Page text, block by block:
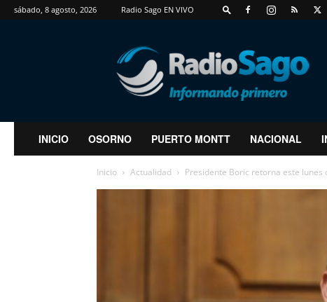
sábado, 8 agosto, 2026 Radio Sago EN VIVO
RadioSago
INICIO OSORNO PUERTO MONTT NACIONAL
Inicio Actualidad Presidente Boric retorna este lunes